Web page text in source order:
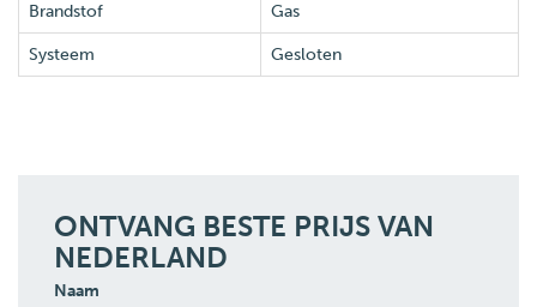
Brandstof Gas
Systeem Gesloten
ONTVANG BESTE PRIJS VAN
NEDERLAND
Naam